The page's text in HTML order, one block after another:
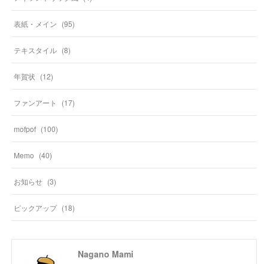
表紙・メイン (95)
テキスタイル (8)
年賀状 (12)
ファンアート (17)
mofpof (100)
Memo (40)
お知らせ (3)
ピックアップ (18)
Nagano Mami